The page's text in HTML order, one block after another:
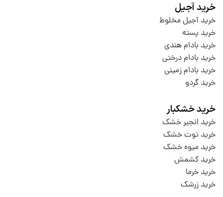
خرید آجیل
خرید آجیل مخلوط
خرید پسته
خرید بادام هندی
خرید بادام درختی
خرید بادام زمینی
خرید گردو
خرید خشکبار
خرید انجیر خشک
خرید توت خشک
خرید میوه خشک
خرید کشمش
خرید خرما
خرید زرشک